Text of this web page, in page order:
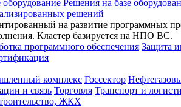
Решения на базе
решений
на развитие программных
Кластер базируется на НПО ВС.
программного обеспечения Защита
комплекс Госсектор
и связь Торговля Транспорт и
ЖКХ